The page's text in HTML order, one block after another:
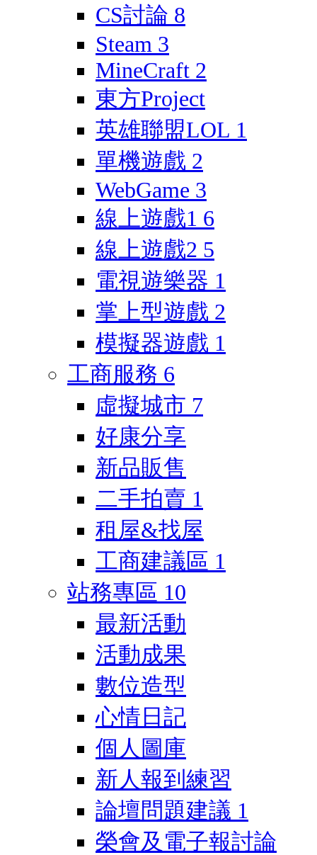
CS討論 8
Steam 3
MineCraft 2
東方Project
英雄聯盟LOL 1
單機遊戲 2
WebGame 3
線上遊戲1 6
線上遊戲2 5
電視遊樂器 1
掌上型遊戲 2
模擬器遊戲 1
工商服務 6
虛擬城市 7
好康分享
新品販售
二手拍賣 1
租屋&找屋
工商建議區 1
站務專區 10
最新活動
活動成果
數位造型
心情日記
個人圖庫
新人報到練習
論壇問題建議 1
榮會及電子報討論